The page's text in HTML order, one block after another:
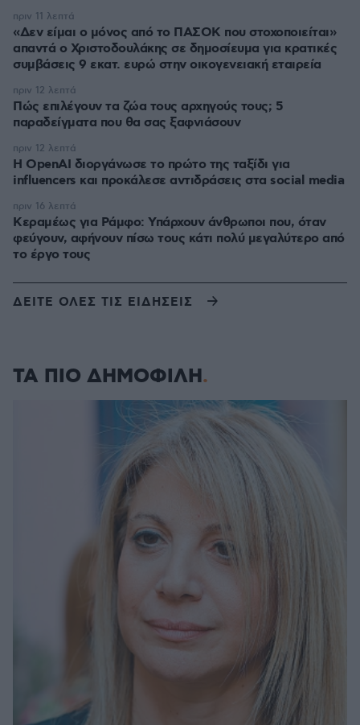
«Δεν είμαι ο μόνος από το ΠΑΣΟΚ που στοχοποιείται»
απαντά ο Χριστοδουλάκης σε δημοσίευμα για κρατικές
συμβάσεις 9 εκατ. ευρώ στην οικογενειακή εταιρεία
πριν 11 λεπτά
Πώς επιλέγουν τα ζώα τους αρχηγούς τους; 5
παραδείγματα που θα σας ξαφνιάσουν
πριν 12 λεπτά
Η OpenAI διοργάνωσε το πρώτο της ταξίδι για
influencers και προκάλεσε αντιδράσεις στα social media
πριν 12 λεπτά
Κεραμέως για Ράμφο: Υπάρχουν άνθρωποι που, όταν
φεύγουν, αφήνουν πίσω τους κάτι πολύ μεγαλύτερο από
το έργο τους
πριν 16 λεπτά
ΔΕΙΤΕ ΟΛΕΣ ΤΙΣ ΕΙΔΗΣΕΙΣ
ΤΑ ΠΙΟ ΔΗΜΟΦΙΛΗ